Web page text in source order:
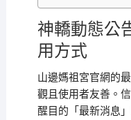
神轎動態公
用方式
山邊媽祖宮官網的
觀且使用者友善。
醒目的「最新消息